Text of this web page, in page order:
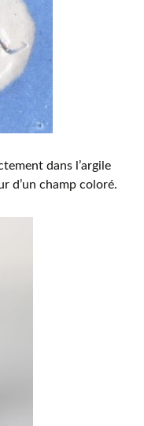
dans l’argile
d’un champ coloré.